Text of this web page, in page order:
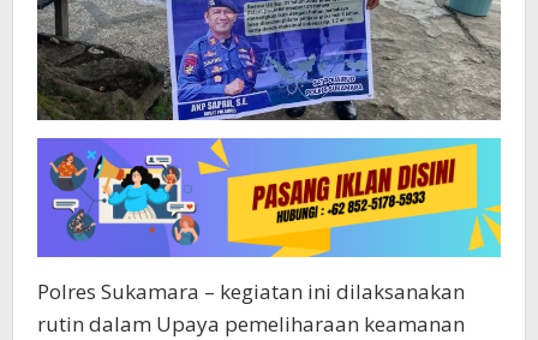
Polres Sukamara – kegiatan ini dilaksanakan
rutin dalam Upaya pemeliharaan keamanan